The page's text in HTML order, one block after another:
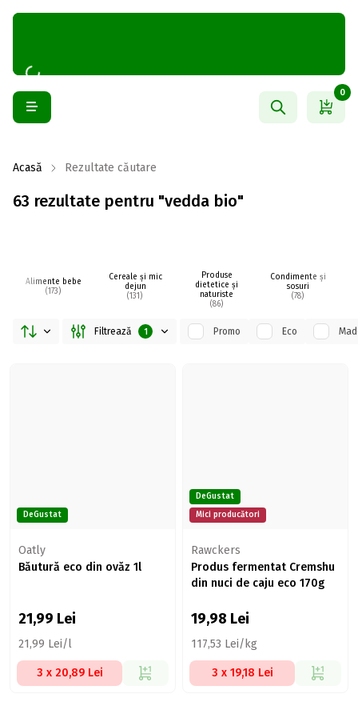
0
Acasă Rezultate căutare
63 rezultate pentru "vedda bio"
Alimente bebe
(173)
Cereale și mic
dejun
(131)
Produse
dietetice și
naturiste
(86)
Condimente și
sosuri
(78)
Filtrează 1 Promo Eco
DeGustat
Oatly
Băutură eco din ovăz 1l
21,99 Lei
21,99 Lei/l
3 x 20,89 Lei
DeGustat
Mici producători
Rawckers
Produs fermentat Cremshu
din nuci de caju eco 170g
19,98 Lei
117,53 Lei/kg
3 x 19,18 Lei